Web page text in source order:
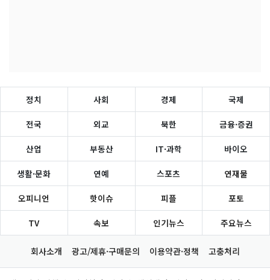
정치 사회 경제 국제
전국 외교 북한 금융·증권
산업 부동산 IT·과학 바이오
생활·문화 연예 스포츠 연재물
오피니언 핫이슈 피플 포토
TV 속보 인기뉴스 주요뉴스
회사소개 광고/제휴·구매문의 이용약관·정책 고충처리